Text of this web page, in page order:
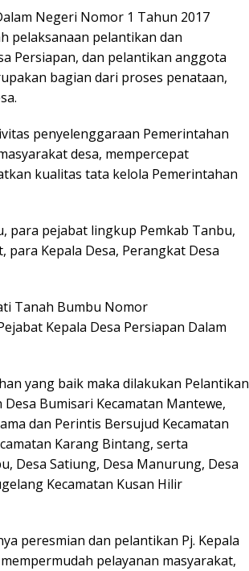
Negeri Nomor 1 Tahun 2017
pelaksanaan pelantikan dan
Persiapan, dan pelantikan anggota
bagian dari proses penataan,
penyelenggaraan Pemerintahan
desa, mempercepat
kualitas tata kelola Pemerintahan
para pejabat lingkup Pemkab Tanbu,
para Kepala Desa, Perangkat Desa
Tanah Bumbu Nomor
Kepala Desa Persiapan Dalam
yang baik maka dilakukan Pelantikan
Bumisari Kecamatan Mantewe,
dan Perintis Bersujud Kecamatan
Karang Bintang, serta
Desa Satiung, Desa Manurung, Desa
Kecamatan Kusan Hilir
peresmian dan pelantikan Pj. Kepala
pelayanan masyarakat,